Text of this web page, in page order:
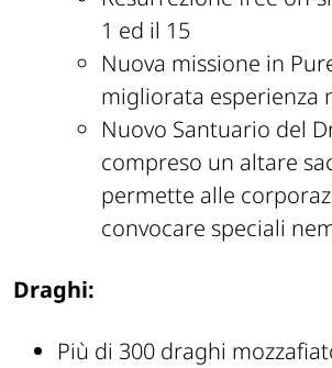
1 ed il 15
Nuova missione in
migliorata esperienza
Nuovo Santuario del
compreso un altare
permette alle
convocare speciali
Draghi:
Più di 300 draghi